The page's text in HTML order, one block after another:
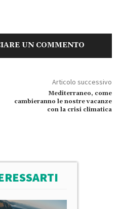
UN COMMENTO
Articolo successivo
Mediterraneo, come
cambieranno le nostre vacanze
con la crisi climatica